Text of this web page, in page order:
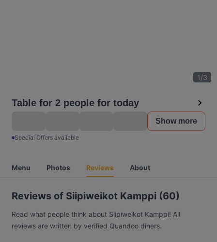
1/3
Table for 2 people for today
Show more
Special Offers available
Menu Photos Reviews About
Reviews of Siipiweikot Kamppi (60)
Read what people think about Siipiweikot Kamppi! All
reviews are written by verified Quandoo diners.